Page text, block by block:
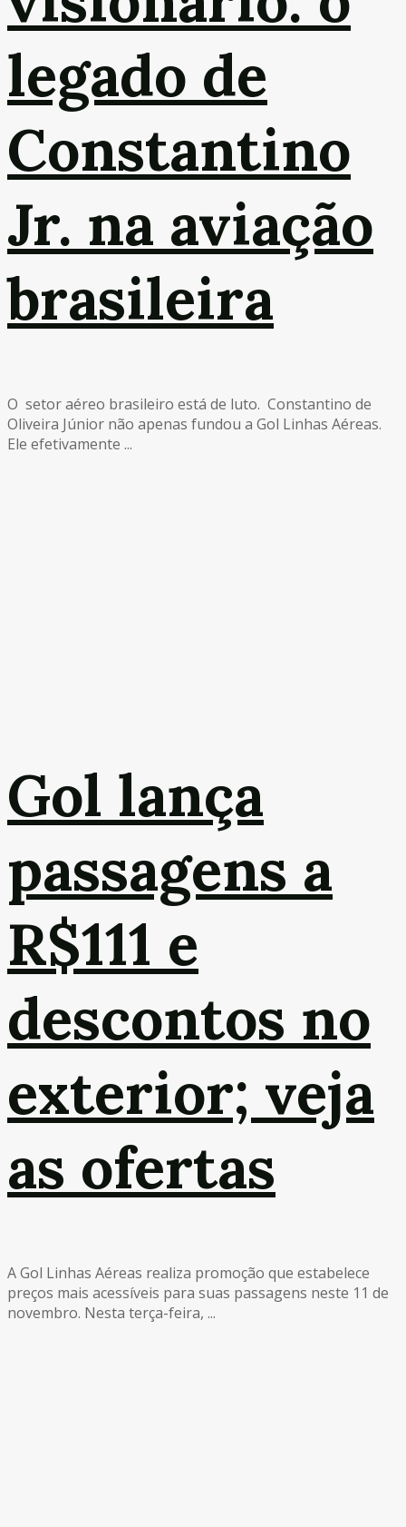
legado de
Constantino
Jr. na aviação
brasileira
O setor aéreo brasileiro está de luto. Constantino de
Oliveira Júnior não apenas fundou a Gol Linhas Aéreas.
Ele efetivamente ...
Gol lança
passagens a
R$111 e
descontos no
exterior; veja
as ofertas
A Gol Linhas Aéreas realiza promoção que estabelece
preços mais acessíveis para suas passagens neste 11 de
novembro. Nesta terça-feira, ...